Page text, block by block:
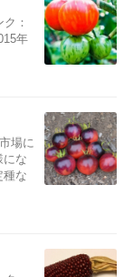
：
年
場に
な
な